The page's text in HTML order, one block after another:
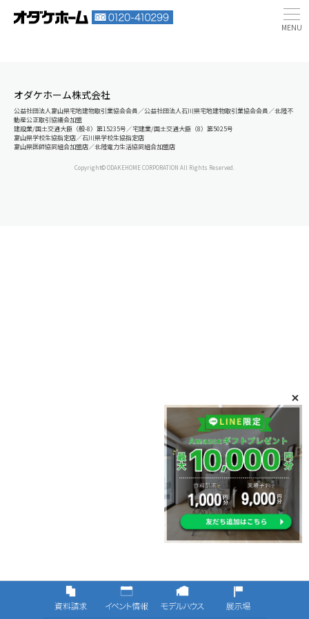
オダケホーム株式会社
公益社団法人富山県宅地建物取引業協会会員／公益社団法人石川県宅地建物取引業協会会員／北陸不
動産公正取引協議会加盟
建設業/国土交通大臣（般-8）第15235号／宅建業/国土交通大臣（8）第5025号
富山県学校生協指定店／石川県学校生協指定店
富山県医師協同組合加盟店／北陸電力生活協同組合加盟店
Copyright© ODAKEHOME CORPORATION All Rights Reserved.